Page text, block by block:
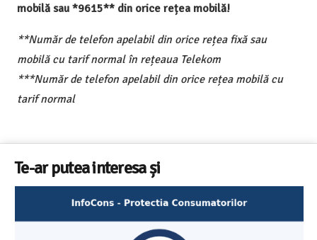
mobilă sau *9615** din orice rețea mobilă!
**Număr de telefon apelabil din orice rețea fixă sau
mobilă cu tarif normal în rețeaua Telekom
***Număr de telefon apelabil din orice rețea mobilă cu
tarif normal
Te-ar putea interesa și